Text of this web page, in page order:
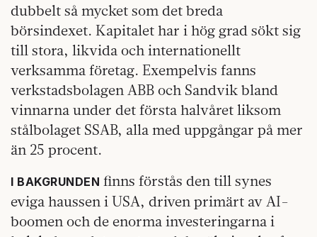
dubbelt så mycket som det breda
börsindexet. Kapitalet har i hög grad sökt sig
till stora, likvida och internationellt
verksamma företag. Exempelvis fanns
verkstadsbolagen ABB och Sandvik bland
vinnarna under det första halvåret liksom
stålbolaget SSAB, alla med uppgångar på mer
än 25 procent.
I BAKGRUNDEN finns förstås den till synes
eviga haussen i USA, driven primärt av AI-
boomen och de enorma investeringarna i